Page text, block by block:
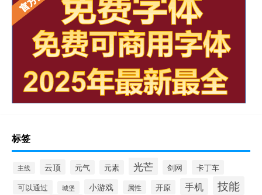
标签
主线 云顶 元气 元素 光芒 剑网
卡丁车
可以通过
城堡 小游戏 属性 开原 手机
技能